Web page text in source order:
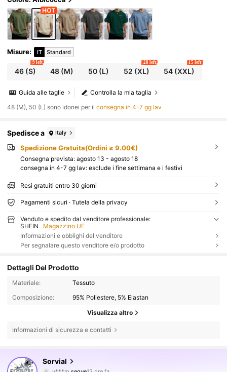
quotidiano, weekend, attività all'aperto, viaggi, ambi
enti di lavoro rilassati o occasioni semi-formali, regal
o per il fidanzato/marito, regalo per anniversario/co
mpleanno, vacanze estive, matrimoni, dalla primaver
a all'estate
Misure: IT Standard
46(S)
9 left
48 (M) 50(L) 52 (XL)
28 left
54 (XXL)
15 left
Controlla la mia taglia
Guida alle taglie
48 (M), 50 (L) sono idonei per ilconsegna in 4-7 gg lav
Spedisce a Italy
Spedizione Gratuita(Ordini ≥ 9.00€)
Consegna prevista: agosto 13 - agosto 18
consegna in 4-7 gg lav: esclude i fine settimana e i festivi
Resi gratuiti entro 30 giorni
Pagamenti sicuri · Tutela della privacy
Venduto e spedito dal venditore professionale:
SHEIN
Magazzino UE
Informazioni e obblighi del venditore
Per segnalare questo venditore e/o prodotto
Dettagli Del Prodotto
Materiale:
Tessuto
Composizione:
95% Poliestere, 5% Elastan
Visualizza altro
Informazioni di sicurezza e contatti
Sorvial
y***m
13 ore fa